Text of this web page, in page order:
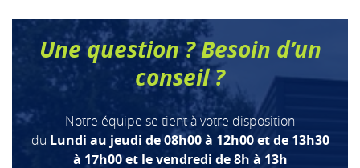
Une question ? Besoin d’un
conseil ?
Notre équipe se tient à votre disposition
du Lundi au jeudi de 08h00 à 12h00 et de 13h30
à 17h00 et le vendredi de 8h à 13h